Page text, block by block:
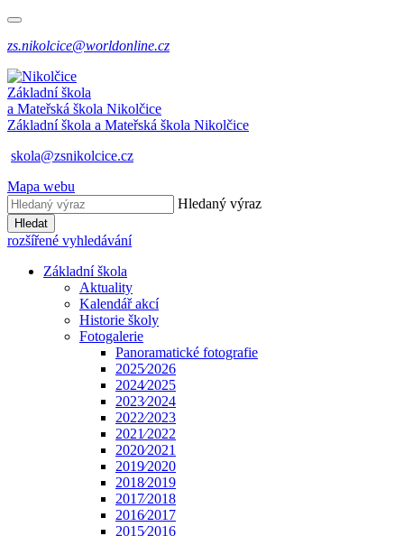
zs.nikolcice@worldonline.cz
Základní škola
a Mateřská škola Nikolčice
Základní škola a Mateřská škola Nikolčice
skola@zsnikolcice.cz
Mapa webu
Hledaný výraz
Hledat
rozšířené vyhledávání
Základní škola
Aktuality
Kalendář akcí
Historie školy
Fotogalerie
Panoramatické fotografie
2025⁄2026
2024⁄2025
2023⁄2024
2022⁄2023
2021⁄2022
2020⁄2021
2019⁄2020
2018⁄2019
2017⁄2018
2016⁄2017
2015⁄2016